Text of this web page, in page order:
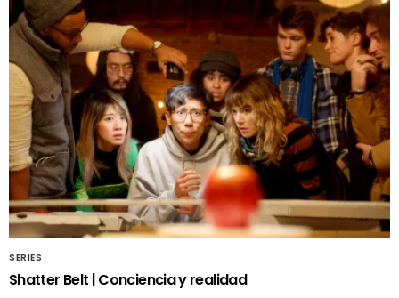
SERIES
Shatter Belt | Conciencia y realidad